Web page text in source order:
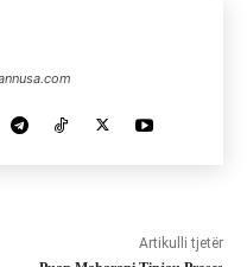
Artikulli tjetër